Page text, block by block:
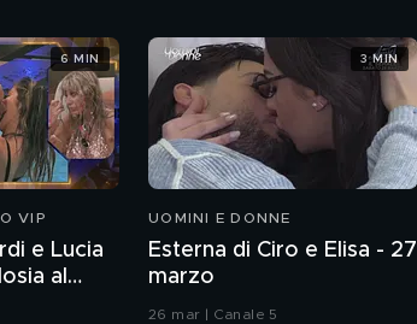
VIP
e Lucia
al
6 MIN
UOMINI E DONNE
Esterna di Ciro e Elisa - 27
marzo
26 mar | Canale 5
3 MIN